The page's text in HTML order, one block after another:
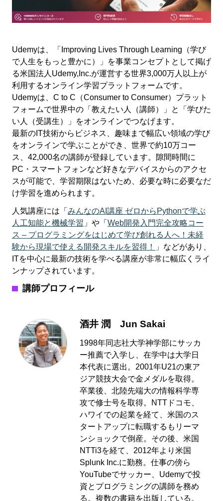
Udemyは、「Improving Lives Through Learning（学び
で人生をもっと豊かに）」を事業コンセプトとして掲げ
る米国法人Udemy,Inc.が運営する世界3,000万人以上が
利用するオンライン学習プラットフォームです。
Udemyは、C to C（Consumer to Consumer）プラット
フォームで世界中の「教えたい人（講師）」と「学びた
い人（受講生）」をオンラインでつなげます。
最新のIT技術からビジネス、趣味まで幅広い領域の学び
をオンラインで学ぶことができ、世界で約10万コー
ス、42,000名の講師が登録しています。隙間時間に
PC・スマートフォンなど好きなデバイスからのアクセ
スが可能で、学習期限はないため、必要な時に必要なだ
け学習を進められます。
人気講座には「 みんなのAI講座 ゼロからPythonで学ぶ
人工知能と機械学習 」や「 Web開発入門完全攻略コー
ス – プログラミングをはじめて学び創れる人へ！未経
験から現場で使える開発スキルを習得！
」などがあり、
ITを中心に最新の技術を学べる講座が非常に幅広くライ
ンナップされています。
講師プロフィール
酒井 潤 Jun Sakai
1998年同志社大学神学部にサッカ
ー推薦で入学し、在学中は大学日
本代表に選出。2001年U21の東ア
ジア競技大会で金メダルを取得。
卒業後、北陸先端大の情報科学専
攻で修士号を取得。NTTドコモ、
ハワイでの起業を経て、米国のス
タートアップに転職するもリーマ
ンショックで倒産。その後、米国
NTTi3を経て、2012年より米国
Splunk Inc.に勤務。仕事の傍ら
YouTubeでサッカー、Udemyで投
資とプログラミングの講師を務め
る。複数の書籍を出版している。